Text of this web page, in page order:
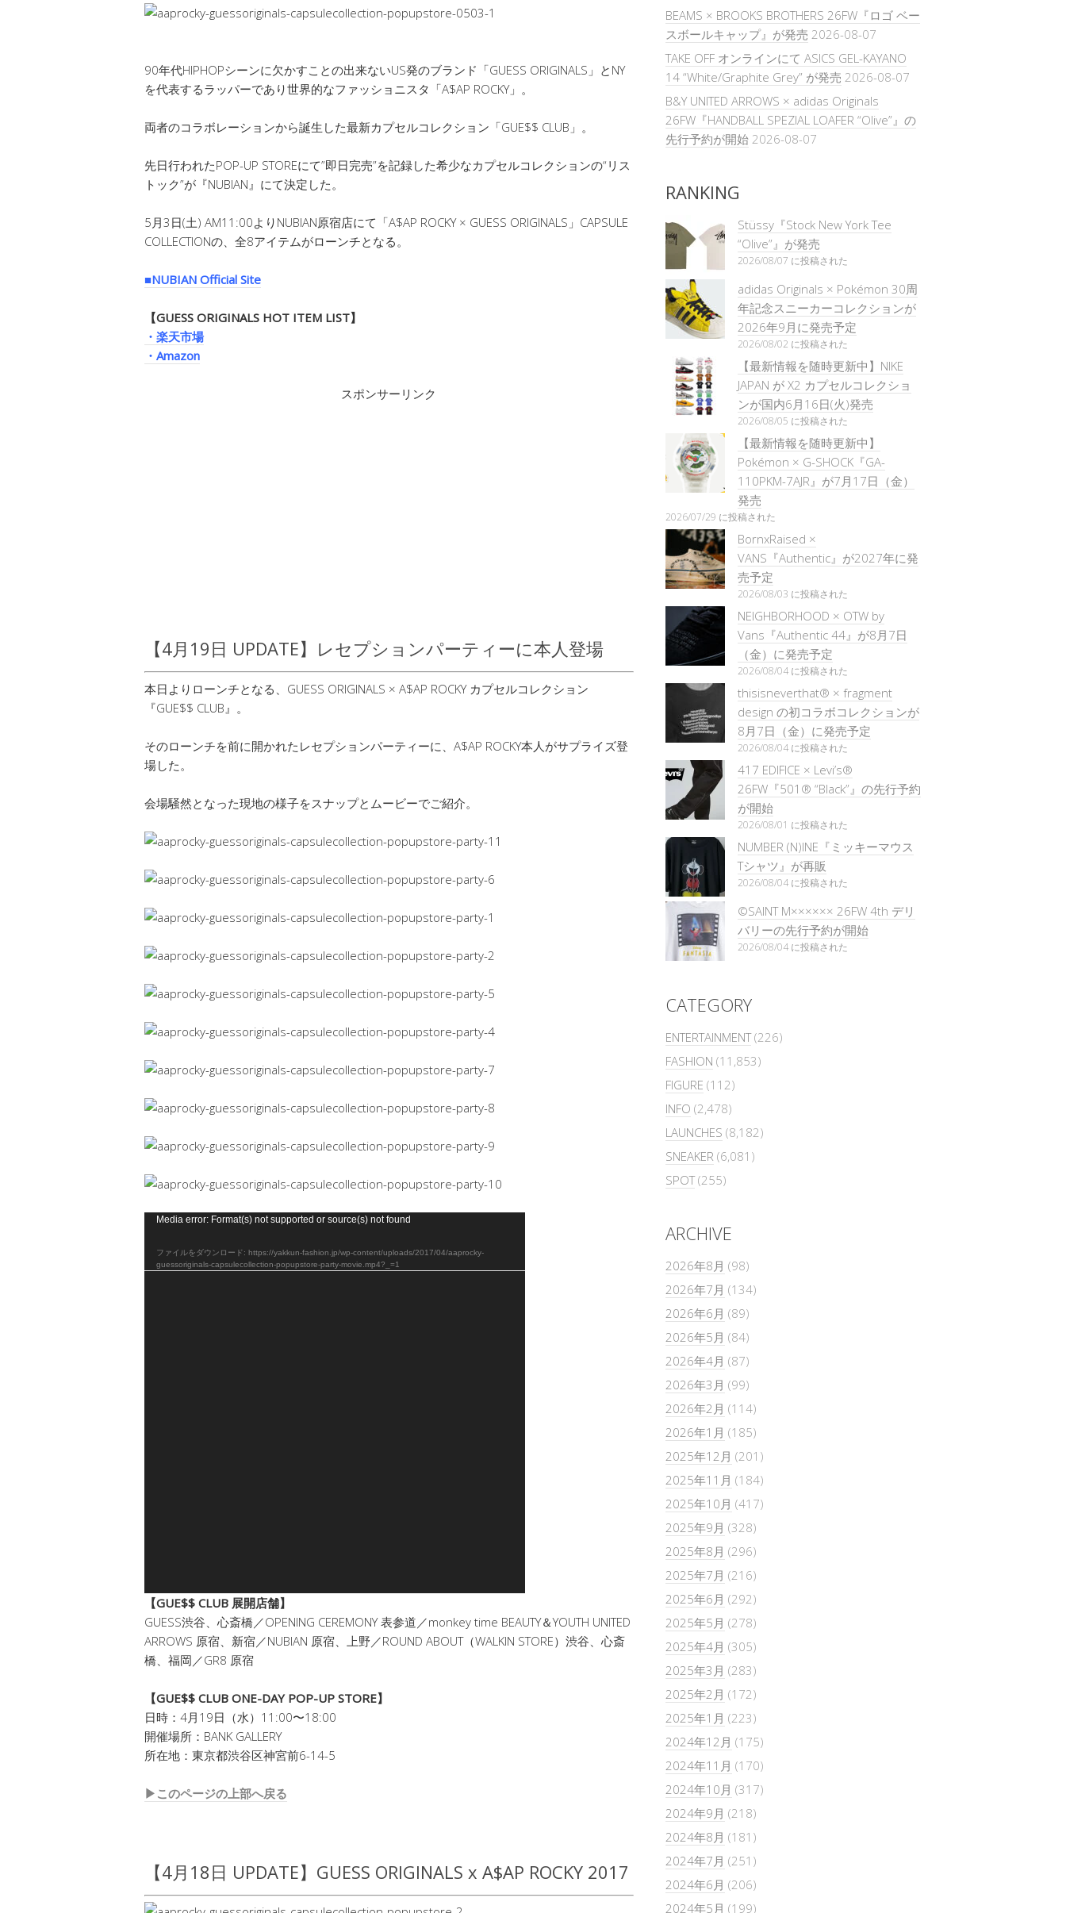
90年代HIPHOPシーンに欠かすことの出来ないUS発のブランド「GUESS ORIGINALS」とNY
を代表するラッパーであり世界的なファッショニスタ「A$AP ROCKY」。
両者のコラボレーションから誕生した最新カプセルコレクション「GUE$$ CLUB」。
先日行われたPOP-UP STOREにて”即日完売”を記録した希少なカプセルコレクションの“リス
トック”が『NUBIAN』にて決定した。
5月3日(土) AM11:00よりNUBIAN原宿店にて「A$AP ROCKY × GUESS ORIGINALS」CAPSULE
COLLECTIONの、全8アイテムがローンチとなる。
■NUBIAN Official Site
【GUESS ORIGINALS HOT ITEM LIST】
・楽天市場
・Amazon
スポンサーリンク
【4月19日 UPDATE】レセプションパーティーに本人登場
本日よりローンチとなる、GUESS ORIGINALS × A$AP ROCKY カプセルコレクション
『GUE$$ CLUB』。
そのローンチを前に開かれたレセプションパーティーに、A$AP ROCKY本人がサプライズ登
場した。
会場騒然となった現地の様子をスナップとムービーでご紹介。
Media error: Format(s) not supported or source(s) not found
ファイルをダウンロード: https://yakkun-fashion.jp/wp-content/uploads/2017/04/aaprocky-
guessoriginals-capsulecollection-popupstore-party-movie.mp4?_=1
【GUE$$ CLUB 展開店舗】
GUESS渋谷、心斎橋／OPENING CEREMONY 表参道／monkey time BEAUTY＆YOUTH UNITED
ARROWS 原宿、新宿／NUBIAN 原宿、上野／ROUND ABOUT（WALKIN STORE）渋谷、心斎
橋、福岡／GR8 原宿
【GUE$$ CLUB ONE-DAY POP-UP STORE】
日時：4月19日（水）11:00〜18:00
開催場所：BANK GALLERY
所在地：東京都渋谷区神宮前6-14-5
▶︎このページの上部へ戻る
【4月18日 UPDATE】GUESS ORIGINALS x A$AP ROCKY 2017
BEAMS × BROOKS BROTHERS 26FW『ロゴ ベー
スボールキャップ』が発売 2026-08-07
TAKE OFF オンラインにて ASICS GEL-KAYANO
14 “White/Graphite Grey” が発売 2026-08-07
B&Y UNITED ARROWS × adidas Originals
26FW『HANDBALL SPEZIAL LOAFER “Olive”』の
先行予約が開始 2026-08-07
RANKING
Stüssy『Stock New York Tee
“Olive”』が発売
2026/08/07 に投稿された
adidas Originals × Pokémon 30周
年記念スニーカーコレクションが
2026年9月に発売予定
2026/08/02 に投稿された
【最新情報を随時更新中】NIKE
JAPAN が X2 カプセルコレクショ
ンが国内6月16日(火)発売
2026/08/05 に投稿された
【最新情報を随時更新中】
Pokémon × G-SHOCK『GA-
110PKM-7AJR』が7月17日（金）
発売
2026/07/29 に投稿された
BornxRaised ×
VANS『Authentic』が2027年に発
売予定
2026/08/03 に投稿された
NEIGHBORHOOD × OTW by
Vans『Authentic 44』が8月7日
（金）に発売予定
2026/08/04 に投稿された
thisisneverthat® × fragment
design の初コラボコレクションが
8月7日（金）に発売予定
2026/08/04 に投稿された
417 EDIFICE × Levi’s®
26FW『501®︎ “Black”』の先行予約
が開始
2026/08/01 に投稿された
NUMBER (N)INE『ミッキーマウス
Tシャツ』が再販
2026/08/04 に投稿された
©SAINT M×××××× 26FW 4th デリ
バリーの先行予約が開始
2026/08/04 に投稿された
CATEGORY
ENTERTAINMENT(226)
FASHION (11,853)
FIGURE (112)
INFO (2,478)
LAUNCHES (8,182)
SNEAKER (6,081)
SPOT(255)
ARCHIVE
2026年8月 (98)
2026年7月 (134)
2026年6月 (89)
2026年5月 (84)
2026年4月 (87)
2026年3月 (99)
2026年2月 (114)
2026年1月 (185)
2025年12月 (201)
2025年11月 (184)
2025年10月 (417)
2025年9月 (328)
2025年8月 (296)
2025年7月 (216)
2025年6月 (292)
2025年5月 (278)
2025年4月 (305)
2025年3月 (283)
2025年2月 (172)
2025年1月 (223)
2024年12月 (175)
2024年11月 (170)
2024年10月 (317)
2024年9月 (218)
2024年8月 (181)
2024年7月 (251)
2024年6月 (206)
2024年5月 (199)